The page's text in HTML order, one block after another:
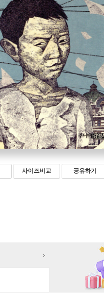
사이즈비교 공유하기